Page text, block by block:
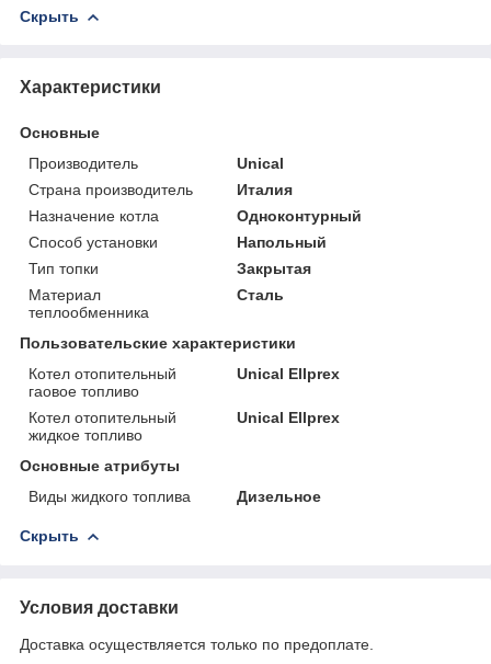
Скрыть
Характеристики
Основные
Производитель
Unical
Страна производитель
Италия
Назначение котла
Одноконтурный
Способ установки
Напольный
Тип топки
Закрытая
Материал
теплообменника
Сталь
Пользовательские характеристики
Котел отопительный
гаовое топливо
Unical Ellprex
Котел отопительный
жидкое топливо
Unical Ellprex
Основные атрибуты
Виды жидкого топлива
Дизельное
Скрыть
Условия доставки
Доставка осуществляется только по предоплате.